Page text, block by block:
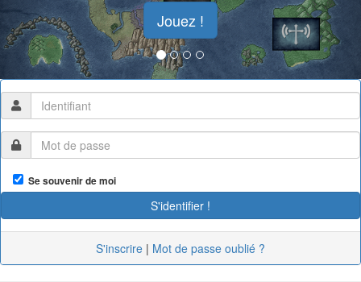
Jouez !
Se souvenir de moi
S'inscrire | Mot de passe oublié ?